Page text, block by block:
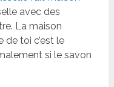
avec des
La maison
de toi c’est le
si le savon